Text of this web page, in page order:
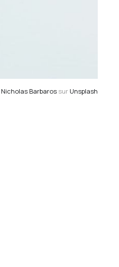
Nicholas Barbaros sur Unsplash